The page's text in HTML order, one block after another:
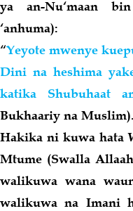
ya an-Nu‘maan
‘anhuma):
“Yeyote mwenye
Dini na heshima
katika Shubuhaat
Bukhaariy na Muslim).
Hakika ni kuwa hata
Mtume (Swalla
walikuwa wana
walikuwa na Imani